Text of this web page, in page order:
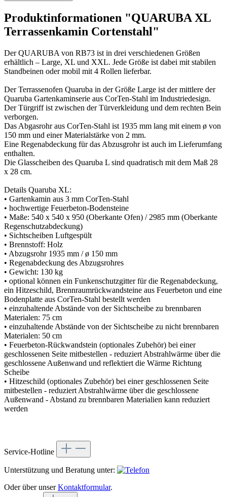
Produktinformationen "QUARUBA XL
Terrassenkamin Cortenstahl"
Der QUARUBA von RB73 ist in drei verschiedenen Größen
erhältlich – Large, XL und XXL. Jede Größe ist dabei mit stabilen
Standbeinen oder mobil mit 4 Rollen lieferbar.
Der Terrassenofen Quaruba in der Größe Large ist der mittlere der
Quaruba Gartenkaminserie aus CorTen-Stahl im Industriedesign.
Der Türgriff ist zwischen der Türverkleidung und dem rechten Bein
verborgen.
Das Abgasrohr aus CorTen-Stahl ist 1935 mm lang mit einem ø von
150 mm und einer Materialstärke von 2 mm.
Eine Regenabdeckung für das Abzusgrohr ist auch im Lieferumfang
enthalten.
Die Glasscheiben des Quaruba L sind quadratisch mit dem Maß 28
x 28 cm.
Details Quaruba XL:
• Gartenkamin aus 3 mm CorTen-Stahl
• hochwertige Feuerbeton-Bodensteine
• Maße: 540 x 540 x 950 (Oberkante Ofen) / 2985 mm (Oberkante
Regenschutzabdeckung)
• Sichtscheiben Luftgespült
• Brennstoff: Holz
• Abzugsrohr 1935 mm / ø 150 mm
• Regenabdeckung des Abzugsrohres
• Gewicht: 130 kg
• optional können ein Funkenschutzgitter für die Regenabdeckung,
ein Hitzeschild, Brennraumrückwandsteine aus Feuerbeton und eine
Bodenplatte aus CorTen-Stahl bestellt werden
• einzuhaltende Abstände von der Sichtscheibe zu brennbaren
Materialen: 75 cm
• einzuhaltende Abstände von der Sichtscheibe zu nicht brennbaren
Materialen: 50 cm
• Feuerbeton-Rückwandstein (optionales Zubehör) bei einer
geschlossenen Seite mitbestellen - reduziert Abstrahlwärme über die
geschlossene Außenwand und reflektiert die Wärme Richtung
Scheibe
• Hitzeschild (optionales Zubehör) bei einer geschlossenen Seite
mitbestellen - reduziert Abstrahlwärme über die geschlossene
Außenwand - Abstand zu brennbaren Materialien kann reduziert
werden
Service-Hotline
Unterstützung und Beratung unter:
Oder über unserKontaktformular.